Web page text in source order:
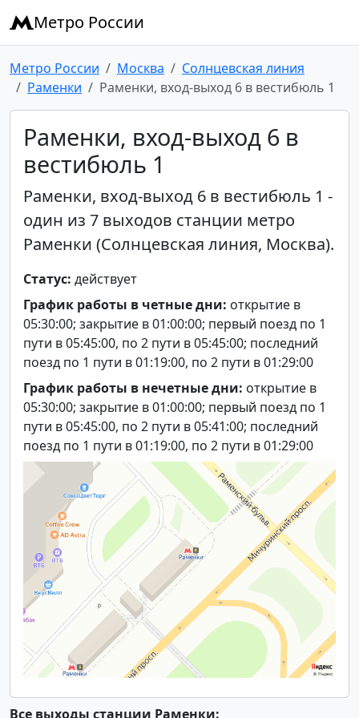
Метро России
Метро России Москва
Солнцевская линия
Раменки
Раменки, вход-выход 6 в вестибюль 1
Раменки, вход-выход 6 в
вестибюль 1
Раменки, вход-выход 6 в вестибюль 1 -
один из 7 выходов станции метро
Раменки (Солнцевская линия, Москва).
Статус: действует
График работы в четные дни: открытие в
05:30:00; закрытие в 01:00:00; первый поезд по 1
пути в 05:45:00, по 2 пути в 05:45:00; последний
поезд по 1 пути в 01:19:00, по 2 пути в 01:29:00
График работы в нечетные дни: открытие в
05:30:00; закрытие в 01:00:00; первый поезд по 1
пути в 05:45:00, по 2 пути в 05:41:00; последний
поезд по 1 пути в 01:19:00, по 2 пути в 01:29:00
Все выходы станции Раменки: